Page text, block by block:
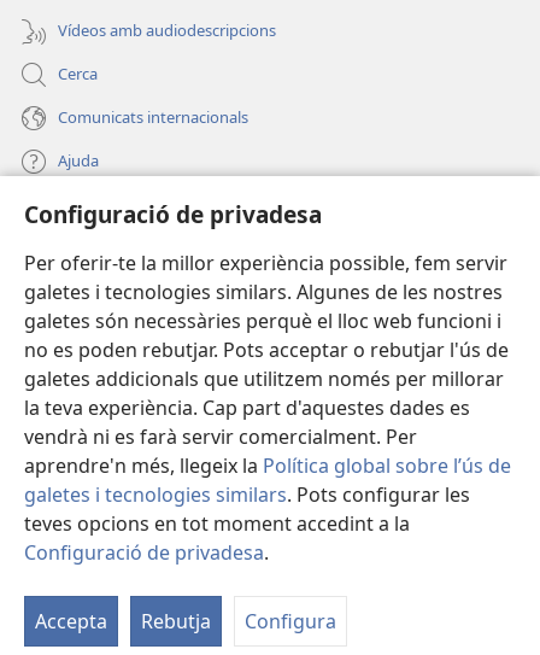
Configuració de privadesa
Per oferir-te la millor experiència possible, fem servir
galetes i tecnologies similars. Algunes de les nostres
galetes són necessàries perquè el lloc web funcioni i
no es poden rebutjar. Pots acceptar o rebutjar l'ús de
galetes addicionals que utilitzem només per millorar
la teva experiència. Cap part d'aquestes dades es
vendrà ni es farà servir comercialment. Per
aprendre'n més, llegeix la Política global sobre l’ús de
galetes i tecnologies similars. Pots configurar les
teves opcions en tot moment accedint a la
Configuració de privadesa.
Accepta Rebutja Configura
Vídeos amb audiodescripcions
Cerca
Comunicats internacionals
Ajuda
Donacions
una
finestra
nova)
BIBLIOTECA EN LÍNIA Watchtower™
(obre
una
finestra
nova)
JW Hub
(obre
una
finestra
nova)
®
Copyright© 2026 Watch Tower Bible and Tract Society of Pennsylvania.
CONDICIONS D'ÚS|POLÍTICA DE PRIVADESA
PRIVADESA